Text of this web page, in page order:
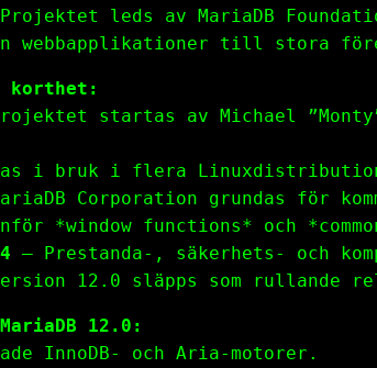
Projektet leds av MariaDB
till stora
startas av Michael
i bruk i flera
Corporation grundas för
*window functions* och
– Prestanda-, säkerhets- och
12.0 släpps som rullande
12.0:
InnoDB- och Aria-motorer.